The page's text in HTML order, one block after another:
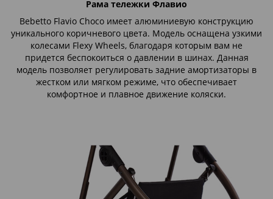
Рама тележки Флавио
Bebetto Flavio Choco имеет алюминиевую конструкцию
уникального коричневого цвета. Модель оснащена узкими
колесами Flexy Wheels, благодаря которым вам не
придется беспокоиться о давлении в шинах. Данная
модель позволяет регулировать задние амортизаторы в
жестком или мягком режиме, что обеспечивает
комфортное и плавное движение коляски.